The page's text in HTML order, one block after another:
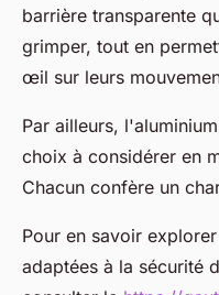
barrière transparente
grimper, tout en
œil sur leurs
Par ailleurs,
choix à considérer en
Chacun confère un
Pour en savoir
adaptées à la sécurité